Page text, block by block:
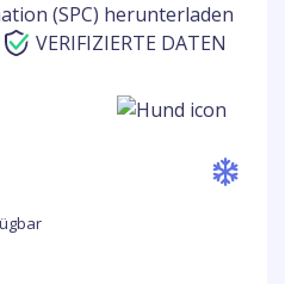
(SPC) herunterladen
VERIFIZIERTE DATEN